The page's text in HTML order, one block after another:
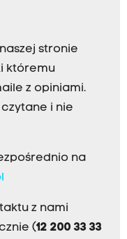
stronie
któremu
z opiniami.
i nie
na
z nami
(12 200 33 33